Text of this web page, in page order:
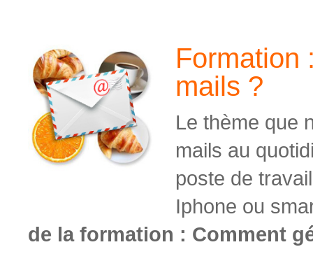
Formation
mails ?
Le thème que
mails au
poste de
Iphone ou
de la formation : Comment